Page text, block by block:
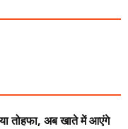
तोहफा, अब खाते में आएंगे